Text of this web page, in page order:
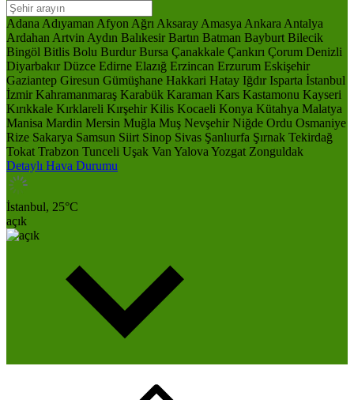
Adana Adıyaman Afyon Ağrı Aksaray Amasya Ankara Antalya
Ardahan Artvin Aydın Balıkesir Bartın Batman Bayburt Bilecik
Bingöl Bitlis Bolu Burdur Bursa Çanakkale Çankırı Çorum Denizli
Diyarbakır Düzce Edirne Elazığ Erzincan Erzurum Eskişehir
Gaziantep Giresun Gümüşhane Hakkari Hatay Iğdır Isparta İstanbul
İzmir Kahramanmaraş Karabük Karaman Kars Kastamonu Kayseri
Kırıkkale Kırklareli Kırşehir Kilis Kocaeli Konya Kütahya Malatya
Manisa Mardin Mersin Muğla Muş Nevşehir Niğde Ordu Osmaniye
Rize Sakarya Samsun Siirt Sinop Sivas Şanlıurfa Şırnak Tekirdağ
Tokat Trabzon Tunceli Uşak Van Yalova Yozgat Zonguldak
Detaylı Hava Durumu
İstanbul, 25°C
açık